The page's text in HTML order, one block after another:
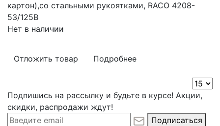
картон),со стальными рукоятками, RACO 4208-
53/125B
Нет в наличии
Отложить товар Подробнее
Подпишись на рассылку и будьте в курсе! Акции,
скидки, распродажи ждут!
Подписаться